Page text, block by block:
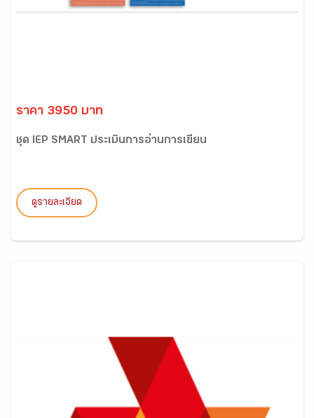
ราคา 3950 บาท
ชุด IEP SMART ประเมินการอ่านการเขียน
ดูรายละเอียด